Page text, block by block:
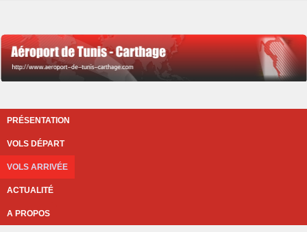
PRÉSENTATION
VOLS DÉPART
VOLS ARRIVÉE
ACTUALITÉ
A PROPOS